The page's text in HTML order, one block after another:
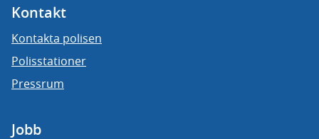
Kontakt
Kontakta polisen
Polisstationer
Pressrum
Jobb